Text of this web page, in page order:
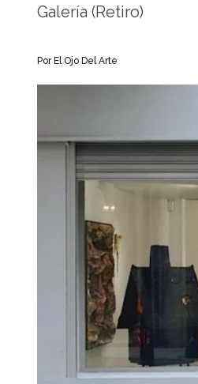
Galería (Retiro)
Por El Ojo Del Arte